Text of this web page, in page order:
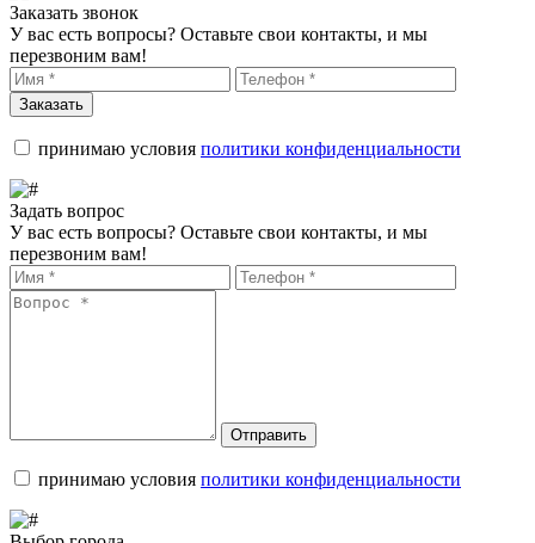
Заказать звонок
У вас есть вопросы? Оставьте свои контакты, и мы
перезвоним вам!
Заказать
принимаю условия политики конфиденциальности
Задать вопрос
У вас есть вопросы? Оставьте свои контакты, и мы
перезвоним вам!
Отправить
принимаю условия политики конфиденциальности